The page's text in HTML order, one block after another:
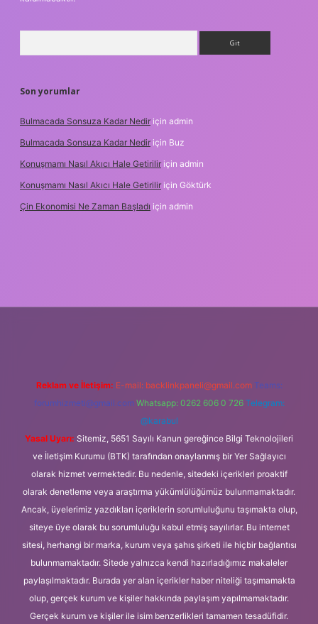
Son yorumlar
Bulmacada Sonsuza Kadar Nedir için admin
Bulmacada Sonsuza Kadar Nedir için Buz
Konuşmamı Nasıl Akıcı Hale Getirilir için admin
Konuşmamı Nasıl Akıcı Hale Getirilir için Göktürk
Çin Ekonomisi Ne Zaman Başladı için admin
Reklam ve İletişim: E-mail: backlinkpaneli@gmail.com Teams:
forumhizmeti@gmail.com Whatsapp: 0262 606 0 726 Telegram:
@karabul
Yasal Uyarı: Sitemiz, 5651 Sayılı Kanun gereğince Bilgi Teknolojileri
ve İletişim Kurumu (BTK) tarafından onaylanmış bir Yer Sağlayıcı
olarak hizmet vermektedir. Bu nedenle, sitedeki içerikleri proaktif
olarak denetleme veya araştırma yükümlülüğümüz bulunmamaktadır.
Ancak, üyelerimiz yazdıkları içeriklerin sorumluluğunu taşımakta olup,
siteye üye olarak bu sorumluluğu kabul etmiş sayılırlar. Bu internet
sitesi, herhangi bir marka, kurum veya şahıs şirketi ile hiçbir bağlantısı
bulunmamaktadır. Sitede yalnızca kendi hazırladığımız makaleler
paylaşılmaktadır. Burada yer alan içerikler haber niteliği taşımamakta
olup, gerçek kurum ve kişiler hakkında paylaşım yapılmamaktadır.
Gerçek kurum ve kişiler ile isim benzerlikleri tamamen tesadüfidir.